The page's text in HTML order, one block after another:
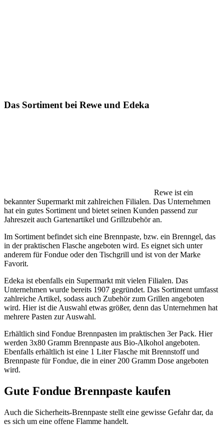
Das Sortiment bei Rewe und Edeka
Rewe ist ein
bekannter Supermarkt mit zahlreichen Filialen. Das Unternehmen
hat ein gutes Sortiment und bietet seinen Kunden passend zur
Jahreszeit auch Gartenartikel und Grillzubehör an.
Im Sortiment befindet sich eine Brennpaste, bzw. ein Brenngel, das
in der praktischen Flasche angeboten wird. Es eignet sich unter
anderem für Fondue oder den Tischgrill und ist von der Marke
Favorit.
Edeka ist ebenfalls ein Supermarkt mit vielen Filialen. Das
Unternehmen wurde bereits 1907 gegründet. Das Sortiment umfasst
zahlreiche Artikel, sodass auch Zubehör zum Grillen angeboten
wird. Hier ist die Auswahl etwas größer, denn das Unternehmen hat
mehrere Pasten zur Auswahl.
Erhältlich sind Fondue Brennpasten im praktischen 3er Pack. Hier
werden 3x80 Gramm Brennpaste aus Bio-Alkohol angeboten.
Ebenfalls erhältlich ist eine 1 Liter Flasche mit Brennstoff und
Brennpaste für Fondue, die in einer 200 Gramm Dose angeboten
wird.
Gute Fondue Brennpaste kaufen
Auch die Sicherheits-Brennpaste stellt eine gewisse Gefahr dar, da
es sich um eine offene Flamme handelt.